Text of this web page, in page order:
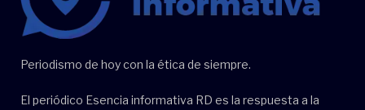
Periodismo de hoy con la ética de siempre.
El periódico Esencia informativa RD es la respuesta a la